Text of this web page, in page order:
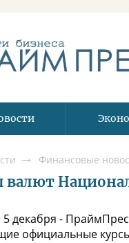
Финансовые
валют
декабря -
официальные